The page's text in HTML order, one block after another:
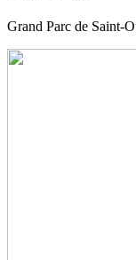
Grand Parc de Saint-